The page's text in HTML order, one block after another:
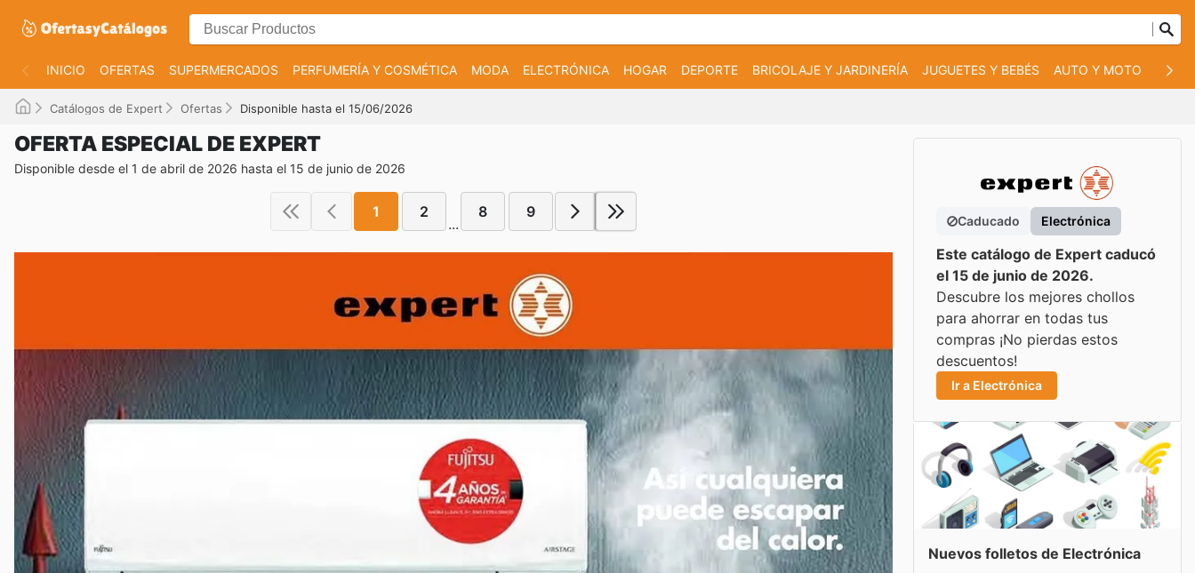
INICIO OFERTAS SUPERMERCADOS PERFUMERÍA Y COSMÉTICA MODA ELECTRÓNICA HOGAR DEPORTE BRICOLAJE Y JARDINERÍA JUGUETES Y BEBÉS AUTO Y MOTO
Catálogos de Expert Ofertas Disponible hasta el 15/06/2026
OFERTA ESPECIAL DE EXPERT
Disponible desde el 1 de abril de 2026 hasta el 15 de junio de 2026
1 2
...
8 9
Caducado Electrónica
Este catálogo de Expert caducó
el 15 de junio de 2026.
Descubre los mejores chollos
para ahorrar en todas tus
compras ¡No pierdas estos
descuentos!
Ir a Electrónica
Nuevos folletos de Electrónica